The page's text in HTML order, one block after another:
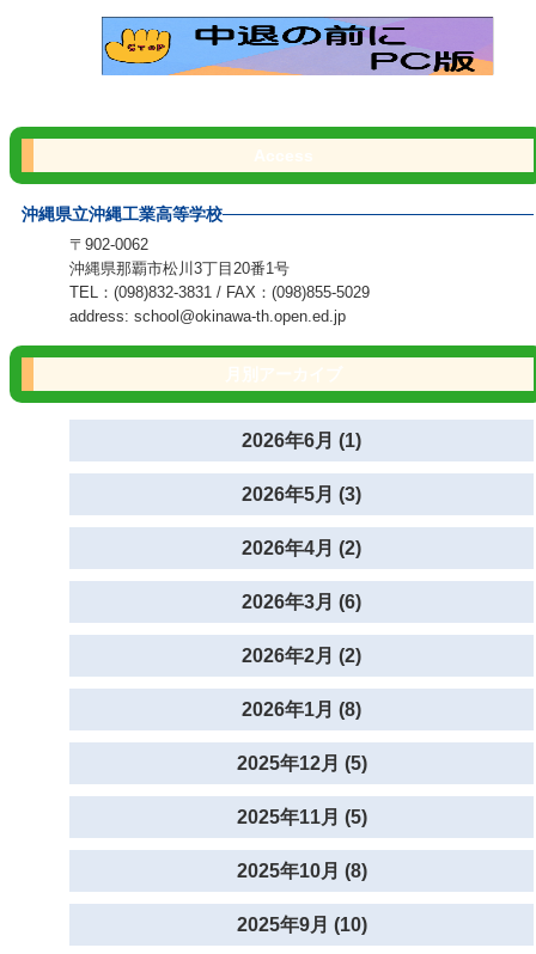
沖縄県立沖縄工業高等学校
〒902-0062
沖縄県那覇市松川3丁目20番1号
TEL：(098)832-3831 / FAX：(098)855-5029
address: school@okinawa-th.open.ed.jp
2026年6月 (1)
2026年5月 (3)
2026年4月 (2)
2026年3月 (6)
2026年2月 (2)
2026年1月 (8)
2025年12月 (5)
2025年11月 (5)
2025年10月 (8)
2025年9月 (10)